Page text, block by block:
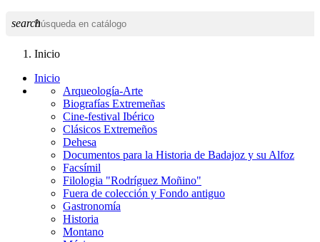
search
Inicio
Inicio
Arqueología-Arte
Biografías Extremeñas
Cine-festival Ibérico
Clásicos Extremeños
Dehesa
Documentos para la Historia de Badajoz y su Alfoz
Facsímil
Filologia "Rodríguez Moñino"
Fuera de colección y Fondo antiguo
Gastronomía
Historia
Montano